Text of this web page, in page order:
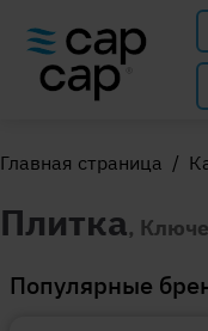
Главная страница /
Плитка,
Популярные